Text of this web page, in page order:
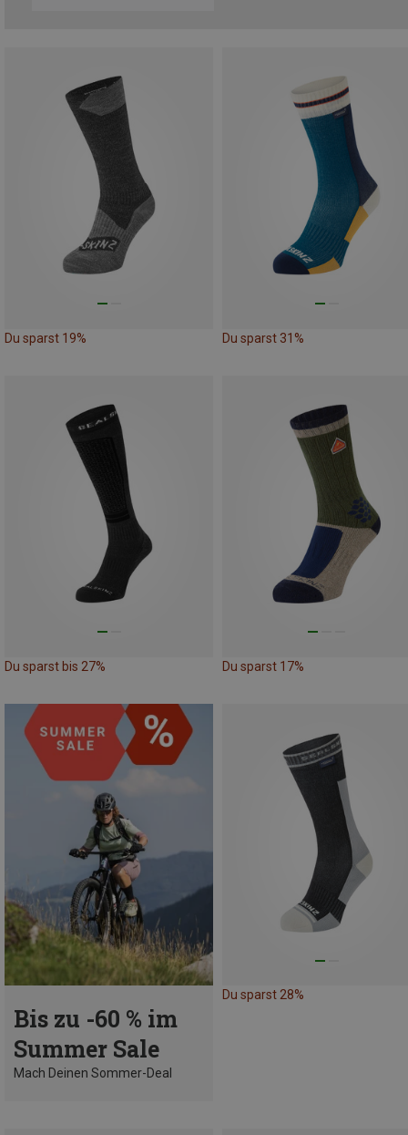
Du sparst 19% Du sparst 31%
Du sparst bis 27% Du sparst 17%
Bis zu -60 % im
Summer Sale
Mach Deinen Sommer-Deal
Du sparst 28%